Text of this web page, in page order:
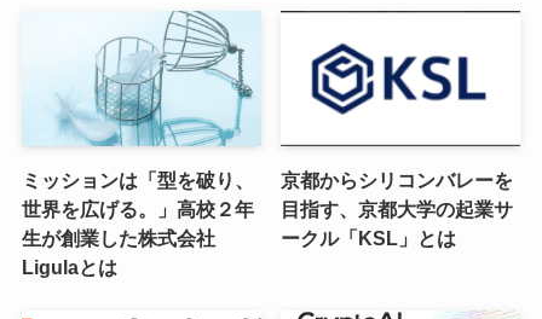
ミッションは「型を破り、
世界を広げる。」高校２年
生が創業した​​株式会社
Ligulaとは
京都からシリコンバレーを
目指す、京都大学の起業サ
ークル「KSL」とは